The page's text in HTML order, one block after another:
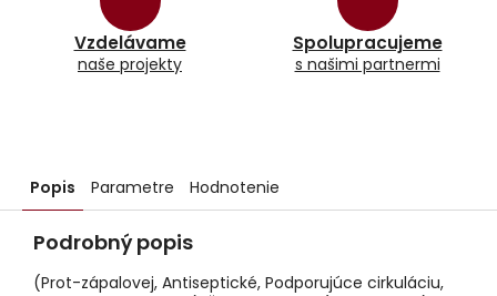
Vzdelávame
naše projekty
Spolupracujeme
s našimi partnermi
Popis Parametre Hodnotenie
Podrobný popis
(Prot-zápalovej, Antiseptické, Podporujúce cirkuláciu,